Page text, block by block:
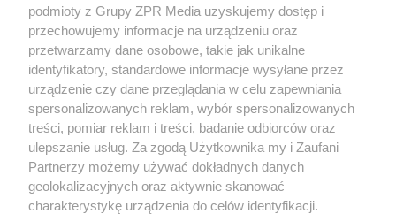
TENIS
Iga Świątek z pewnym awansem w
WTA Toronto. Kto będzie następną
podmioty z Grupy ZPR Media uzyskujemy dostęp i
przechowujemy informacje na urządzeniu oraz
przetwarzamy dane osobowe, takie jak unikalne
identyfikatory, standardowe informacje wysyłane przez
urządzenie czy dane przeglądania w celu zapewniania
spersonalizowanych reklam, wybór spersonalizowanych
treści, pomiar reklam i treści, badanie odbiorców oraz
ulepszanie usług. Za zgodą Użytkownika my i Zaufani
Partnerzy możemy używać dokładnych danych
geolokalizacyjnych oraz aktywnie skanować
charakterystykę urządzenia do celów identyfikacji.